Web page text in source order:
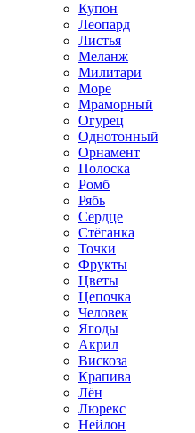
Купон
Леопард
Листья
Меланж
Милитари
Море
Мраморный
Огурец
Однотонный
Орнамент
Полоска
Ромб
Рябь
Сердце
Стёганка
Точки
Фрукты
Цветы
Цепочка
Человек
Ягоды
Акрил
Вискоза
Крапива
Лён
Люрекс
Нейлон